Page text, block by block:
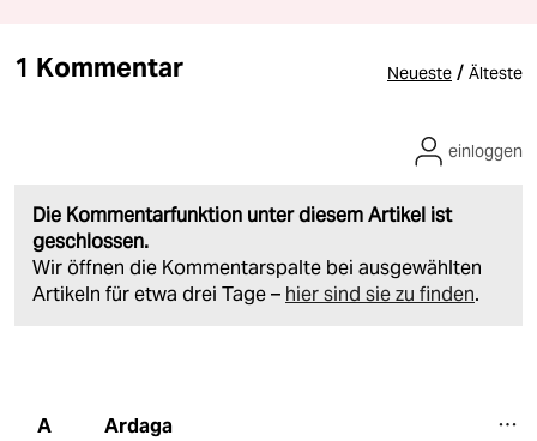
1 Kommentar Neueste / Älteste
Die Kommentarfunktion unter diesem Artikel ist
geschlossen.
Wir öffnen die Kommentarspalte bei ausgewählten
Artikeln für etwa drei Tage – hier sind sie zu finden.
einloggen
A Ardaga